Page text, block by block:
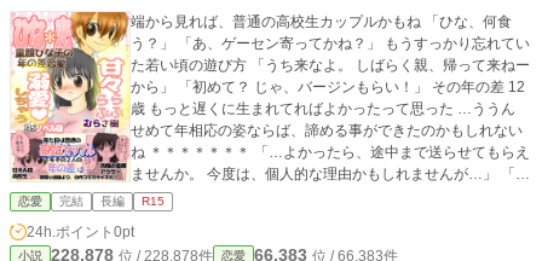
端から見れば、普通の高校生カップルかもね 「ひな、何食
う？」 「あ、ゲーセン寄ってかね？」 もうすっかり忘れてい
た若い頃の遊び方 「うち来なよ。 しばらく親、帰って来ねー
から」 「初めて？ じゃ、バージンもらい！」 その年の差 12
歳 もっと遅くに生まれてればよかったって思った …ううん
せめて年相応の姿ならば、諦める事ができたのかもしれない
ね ＊＊＊＊＊＊＊ 「…よかったら、途中まで送らせてもらえ
ませんか。 今度は、個人的な理由かもしれませんが…」 「か
わいい人だなって、思って見てました。 僕も…男ですから」
お互い結婚適齢期を過ぎちゃってるかな 童顔な私を子ども扱
いせず、オンナとして見てくれる 「ずっと、ずっと僕があな
恋愛 完結 長編 R15
24h.ポイント 0pt
小説 228,878 位 / 228,878件 恋愛 66,383 位 / 66,383件